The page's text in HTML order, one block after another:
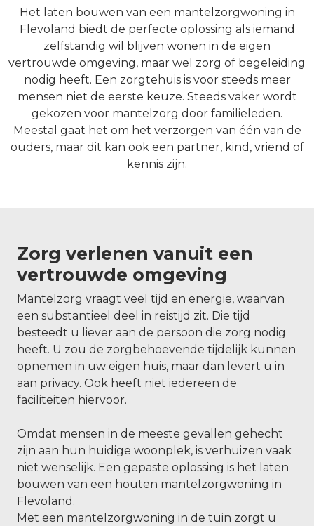
Het laten bouwen van een mantelzorgwoning in
Flevoland biedt de perfecte oplossing als iemand
zelfstandig wil blijven wonen in de eigen
vertrouwde omgeving, maar wel zorg of begeleiding
nodig heeft. Een zorgtehuis is voor steeds meer
mensen niet de eerste keuze. Steeds vaker wordt
gekozen voor mantelzorg door familieleden.
Meestal gaat het om het verzorgen van één van de
ouders, maar dit kan ook een partner, kind, vriend of
kennis zijn.
Zorg verlenen vanuit een
vertrouwde omgeving
Mantelzorg vraagt veel tijd en energie, waarvan
een substantieel deel in reistijd zit. Die tijd
besteedt u liever aan de persoon die zorg nodig
heeft. U zou de zorgbehoevende tijdelijk kunnen
opnemen in uw eigen huis, maar dan levert u in
aan privacy. Ook heeft niet iedereen de
faciliteiten hiervoor.
Omdat mensen in de meeste gevallen gehecht
zijn aan hun huidige woonplek, is verhuizen vaak
niet wenselijk. Een gepaste oplossing is het laten
bouwen van een houten mantelzorgwoning in
Flevoland.
Met een mantelzorgwoning in de tuin zorgt u